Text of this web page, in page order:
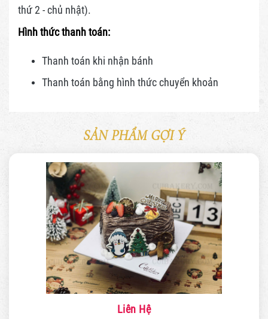
thứ 2 - chủ nhật).
Hình thức thanh toán:
Thanh toán khi nhận bánh
Thanh toán bằng hình thứcchuyển khoản
SẢN PHẨM GỢI Ý